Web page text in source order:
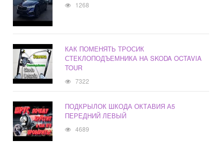
1268
КАК ПОМЕНЯТЬ ТРОСИК
СТЕКЛОПОДЪЕМНИКА НА SKODA OCTAVIA
TOUR
7322
ПОДКРЫЛОК ШКОДА ОКТАВИЯ А5
ПЕРЕДНИЙ ЛЕВЫЙ
4689